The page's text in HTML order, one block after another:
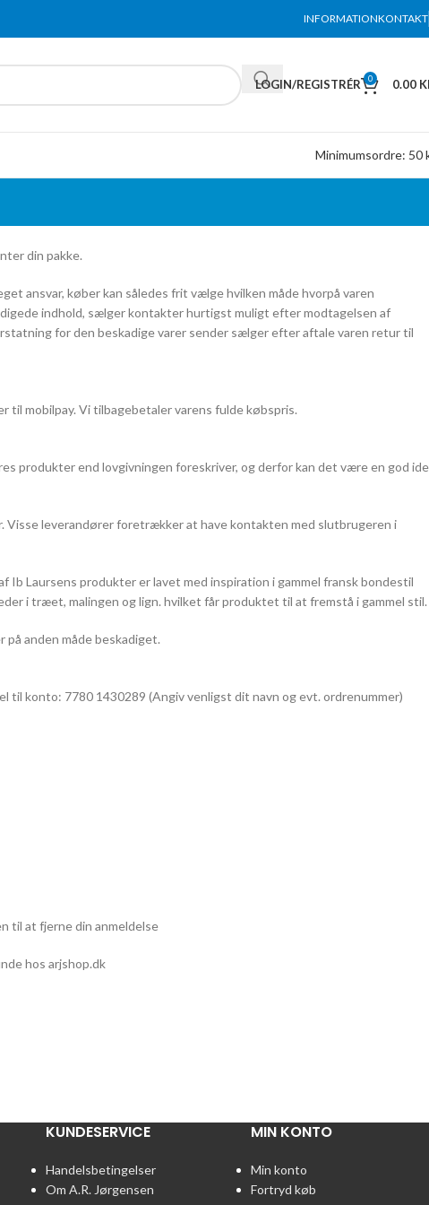
INFORMATIONKONTAKT
LOGIN/REGISTRÉR 0 0.00
Minimumsordre: 50
din pakke.
ansvar, køber kan således frit vælge hvilken måde hvorpå varen
indhold, sælger kontakter hurtigst muligt efter modtagelsen af
for den beskadige varer sender sælger efter aftale varen retur til
mobilpay. Vi tilbagebetaler varens fulde købspris.
produkter end lovgivningen foreskriver, og derfor kan det være en god ide
leverandører foretrækker at have kontakten med slutbrugeren i
Laursens produkter er lavet med inspiration i gammel fransk bondestil
i træet, malingen og lign. hvilket får produktet til at fremstå i gammel stil.
anden måde beskadiget.
til konto: 7780 1430289 (Angiv venligst dit navn og evt. ordrenummer)
til at fjerne din anmeldelse
hos arjshop.dk
KUNDESERVICE
Handelsbetingelser
Om A.R. Jørgensen
MIN KONTO
Min konto
Fortryd køb